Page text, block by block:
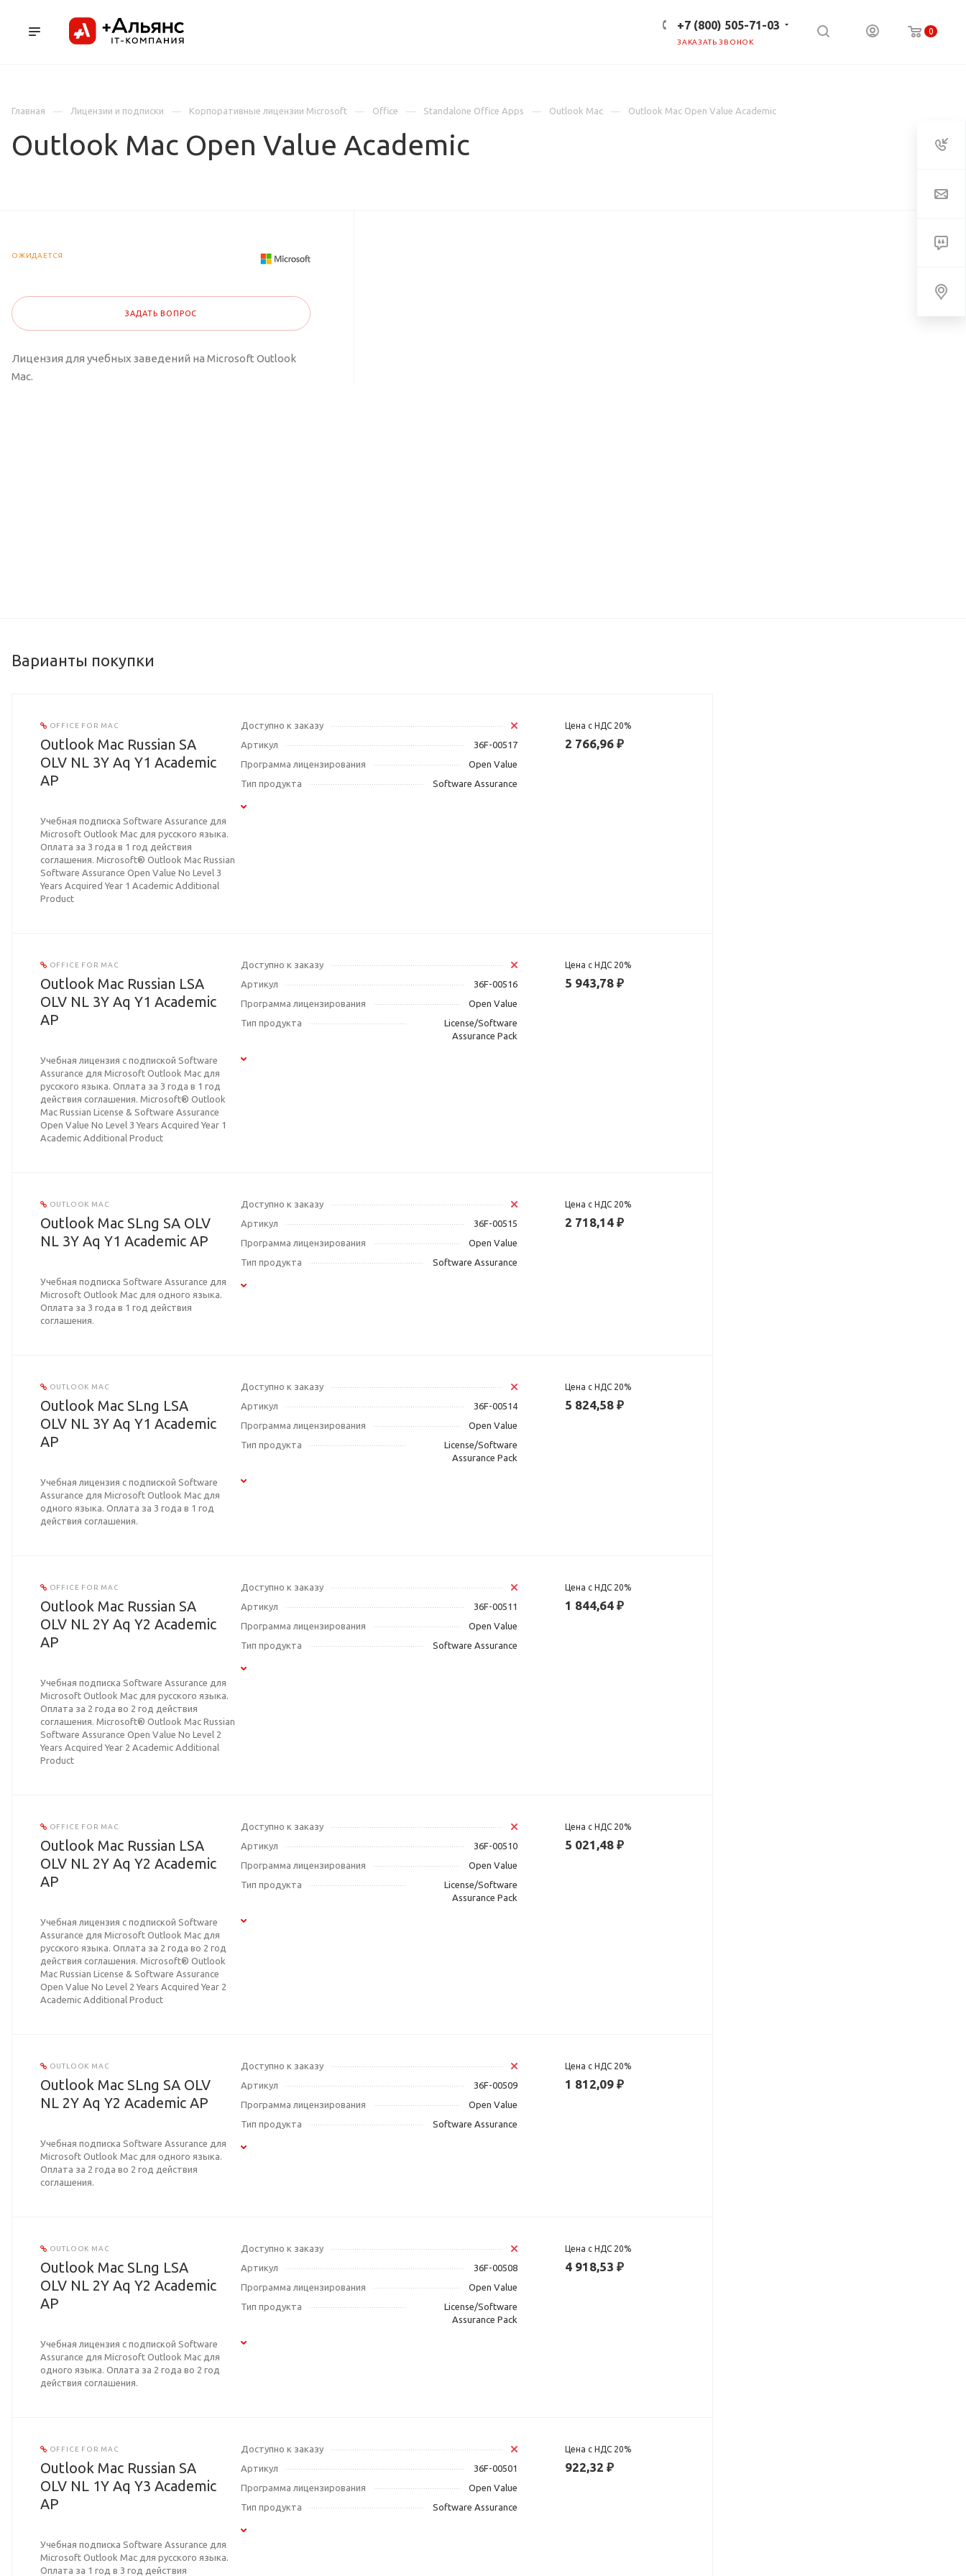
0
+7 (800) 505-71-03
ЗАКАЗАТЬ ЗВОНОК
Главная
Лицензии и подписки Корпоративные лицензии Microsoft Office Standalone Office Apps Outlook Mac Outlook Mac Open Value Academic
Outlook Mac Open Value Academic
ОЖИДАЕТСЯ
ЗАДАТЬ ВОПРОС
Лицензия для учебных заведений на Microsoft Outlook
Mac.
Варианты покупки
OFFICE FOR MAC
Outlook Mac Russian SA
OLV NL 3Y Aq Y1 Academic
AP
Учебная подписка Software Assurance для
Microsoft Outlook Mac для русского языка.
Оплата за 3 года в 1 год действия
соглашения. Microsoft® Outlook Mac Russian
Software Assurance Open Value No Level 3
Years Acquired Year 1 Academic Additional
Product
Доступно к заказу
Артикул
36F-00517
Программа лицензирования
Open Value
Тип продукта
Software Assurance
Цена с НДС 20%
2 766,96 ₽
OFFICE FOR MAC
Outlook Mac Russian LSA
OLV NL 3Y Aq Y1 Academic
AP
Учебная лицензия с подпиской Software
Assurance для Microsoft Outlook Mac для
русского языка. Оплата за 3 года в 1 год
действия соглашения. Microsoft® Outlook
Mac Russian License & Software Assurance
Open Value No Level 3 Years Acquired Year 1
Academic Additional Product
Доступно к заказу
Артикул
36F-00516
Программа лицензирования
Open Value
Тип продукта
License/Software
Assurance Pack
Цена с НДС 20%
5 943,78 ₽
OUTLOOK MAC
Outlook Mac SLng SA OLV
NL 3Y Aq Y1 Academic AP
Учебная подписка Software Assurance для
Microsoft Outlook Mac для одного языка.
Оплата за 3 года в 1 год действия
соглашения.
Доступно к заказу
Артикул
36F-00515
Программа лицензирования
Open Value
Тип продукта
Software Assurance
Цена с НДС 20%
2 718,14 ₽
OUTLOOK MAC
Outlook Mac SLng LSA
OLV NL 3Y Aq Y1 Academic
AP
Учебная лицензия с подпиской Software
Assurance для Microsoft Outlook Mac для
одного языка. Оплата за 3 года в 1 год
действия соглашения.
Доступно к заказу
Артикул
36F-00514
Программа лицензирования
Open Value
Тип продукта
License/Software
Assurance Pack
Цена с НДС 20%
5 824,58 ₽
OFFICE FOR MAC
Outlook Mac Russian SA
OLV NL 2Y Aq Y2 Academic
AP
Учебная подписка Software Assurance для
Microsoft Outlook Mac для русского языка.
Оплата за 2 года во 2 год действия
соглашения. Microsoft® Outlook Mac Russian
Software Assurance Open Value No Level 2
Years Acquired Year 2 Academic Additional
Product
Доступно к заказу
Артикул
36F-00511
Программа лицензирования
Open Value
Тип продукта
Software Assurance
Цена с НДС 20%
1 844,64 ₽
OFFICE FOR MAC
Outlook Mac Russian LSA
OLV NL 2Y Aq Y2 Academic
AP
Учебная лицензия с подпиской Software
Assurance для Microsoft Outlook Mac для
русского языка. Оплата за 2 года во 2 год
действия соглашения. Microsoft® Outlook
Mac Russian License & Software Assurance
Open Value No Level 2 Years Acquired Year 2
Academic Additional Product
Доступно к заказу
Артикул
36F-00510
Программа лицензирования
Open Value
Тип продукта
License/Software
Assurance Pack
Цена с НДС 20%
5 021,48 ₽
OUTLOOK MAC
Outlook Mac SLng SA OLV
NL 2Y Aq Y2 Academic AP
Учебная подписка Software Assurance для
Microsoft Outlook Mac для одного языка.
Оплата за 2 года во 2 год действия
соглашения.
Доступно к заказу
Артикул
36F-00509
Программа лицензирования
Open Value
Тип продукта
Software Assurance
Цена с НДС 20%
1 812,09 ₽
OUTLOOK MAC
Outlook Mac SLng LSA
OLV NL 2Y Aq Y2 Academic
AP
Учебная лицензия с подпиской Software
Assurance для Microsoft Outlook Mac для
одного языка. Оплата за 2 года во 2 год
действия соглашения.
Доступно к заказу
Артикул
36F-00508
Программа лицензирования
Open Value
Тип продукта
License/Software
Assurance Pack
Цена с НДС 20%
4 918,53 ₽
OFFICE FOR MAC
Outlook Mac Russian SA
OLV NL 1Y Aq Y3 Academic
AP
Учебная подписка Software Assurance для
Microsoft Outlook Mac для русского языка.
Оплата за 1 год в 3 год действия
Доступно к заказу
Артикул
36F-00501
Программа лицензирования
Open Value
Тип продукта
Software Assurance
Цена с НДС 20%
922,32 ₽